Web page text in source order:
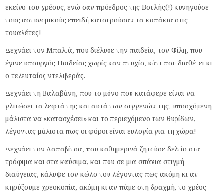
εκείνο του χρέους, ενώ σαν πρόεδρος της Βουλής(!) κυνηγούσε
τους αστυνομικούς επειδή κατουρούσαν τα καπάκια στις
τουαλέτες!
Ξεχνάει τον Μπαλτά, που διέλυσε την παιδεία, τον Φίλη, που
έγινε υπουργός Παιδείας χωρίς καν πτυχίο, κάτι που διαθέτει κι
ο τελευταίος ντελιβεράς.
Ξεχνάει τη Βαλαβάνη, που το μόνο που κατάφερε είναι να
γλιτώσει τα λεφτά της και αυτά των συγγενών της, υποσχόμενη
μάλιστα να «κατασχέσει» και το περιεχόμενο των θυρίδων,
λέγοντας μάλιστα πως οι φόροι είναι ευλογία για τη χώρα!
Ξεχνάει τον Λαπαβίτσα, που καθημερινά ζητούσε δελτίο στα
τρόφιμα και στα καύσιμα, και που σε μια σπάνια στιγμή
διαύγειας, κάλυψε τον κώλο του λέγοντας πως ακόμη κι αν
κηρύξουμε χρεοκοπία, ακόμη κι αν πάμε στη δραχμή, το χρέος